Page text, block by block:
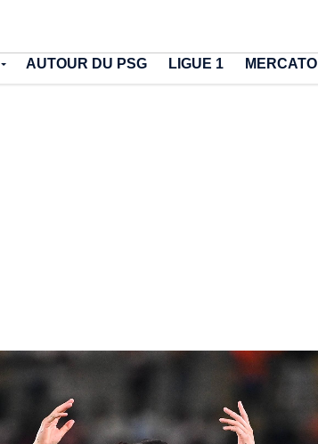
AUTOUR DU PSG LIGUE 1 MERCATO